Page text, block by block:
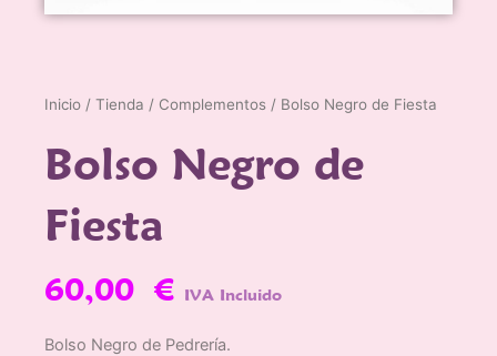
Inicio / Tienda / Complementos / Bolso Negro de Fiesta
Bolso Negro de
Fiesta
60,00 € IVA Incluido
Bolso Negro de Pedrería.